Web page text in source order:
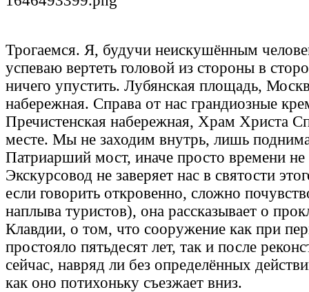
Трогаемся. Я, будучи неискушённым
успеваю вертеть головой из стороны в
ничего упустить. Лубянская площадь,
набережная. Справа от нас грандиозные
Пречистенская набережная, Храм Христа
месте. Мы не заходим внутрь, лишь
Патриарший мост, иначе просто времени не
Экскурсовод не заверяет нас в святости
если говорить откровенно, сложно
наплыва туристов), она рассказывает о
Клавдии, о том, что сооружение как при
простояло пятьдесят лет, так и после
сейчас, навряд ли без определённых
как оно потихоньку съезжает вниз.